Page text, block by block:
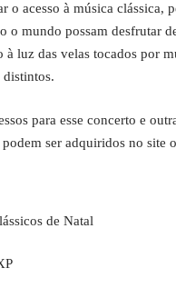
o acesso à música clássica,
o mundo possam desfrutar
à luz das velas tocados por
distintos.
para esse concerto e
ser adquiridos no site
de Natal